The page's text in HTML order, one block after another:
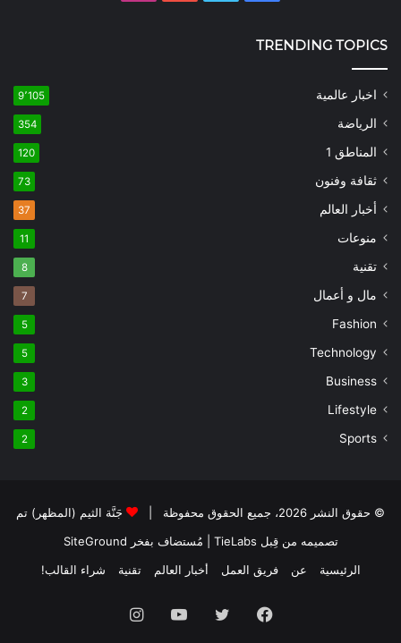
TRENDING TOPICS
اخبار عالمية 9٬105
الرياضة 354
المناطق 1 120
ثقافة وفنون 73
أخبار العالم 37
منوعات 11
تقنية 8
مال و أعمال 7
Fashion
5
Technology
5
Business
3
Lifestyle
2
Sports
2
© حقوق النشر 2026، جميع الحقوق محفوظة |
جَنَّة الثيم (المظهر) تم
تصميمه من قِبل TieLabs
| مُستضاف بفخر SiteGround
الرئيسية
عن فريق العمل أخبار العالم تقنية شراء القالب!
فيسبوك تويتر يوتيوب